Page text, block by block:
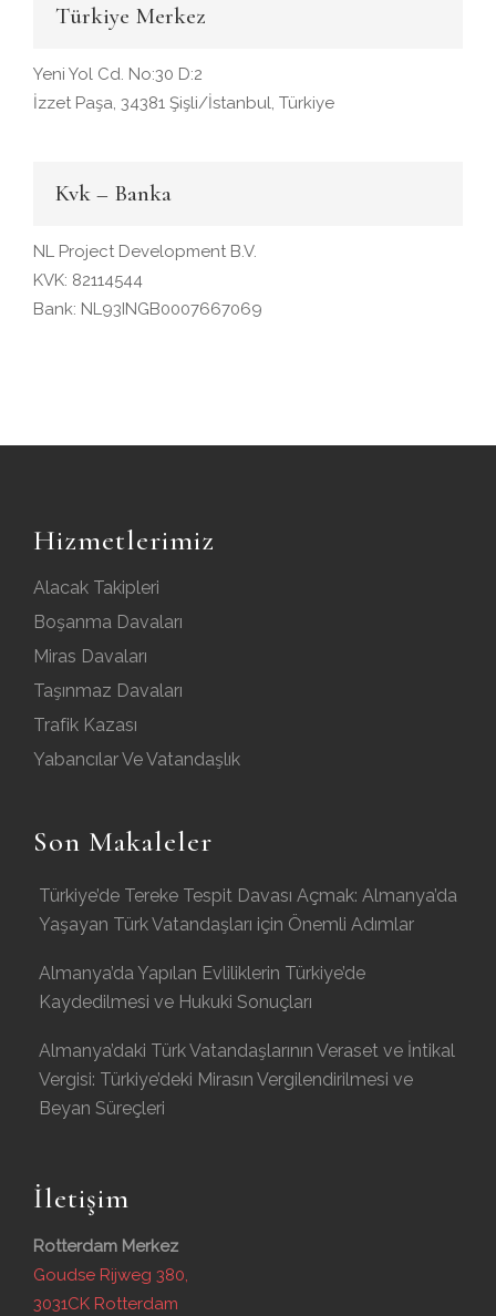
Türkiye Merkez
Yeni Yol Cd. No:30 D:2
İzzet Paşa, 34381 Şişli/İstanbul, Türkiye
Kvk – Banka
NL Project Development B.V.
KVK: 82114544
Bank: NL93INGB0007667069
Hizmetlerimiz
Alacak Takipleri
Boşanma Davaları
Miras Davaları
Taşınmaz Davaları
Trafik Kazası
Yabancılar Ve Vatandaşlık
Son Makaleler
Türkiye’de Tereke Tespit Davası Açmak: Almanya’da
Yaşayan Türk Vatandaşları için Önemli Adımlar
Almanya’da Yapılan Evliliklerin Türkiye’de
Kaydedilmesi ve Hukuki Sonuçları
Almanya’daki Türk Vatandaşlarının Veraset ve İntikal
Vergisi: Türkiye’deki Mirasın Vergilendirilmesi ve
Beyan Süreçleri
İletişim
Rotterdam Merkez
Goudse Rijweg 380,
3031CK Rotterdam